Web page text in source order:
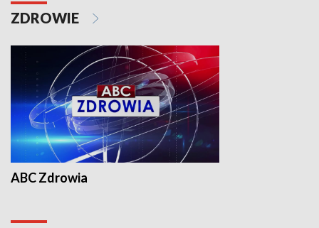
ZDROWIE
ABC Zdrowia